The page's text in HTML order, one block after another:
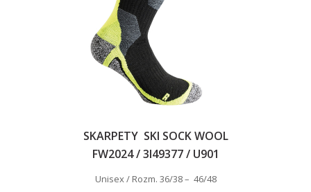
SKARPETY SKI SOCK WOOL
FW2024 / 3I49377 / U901
Unisex / Rozm. 36/38 – 46/48